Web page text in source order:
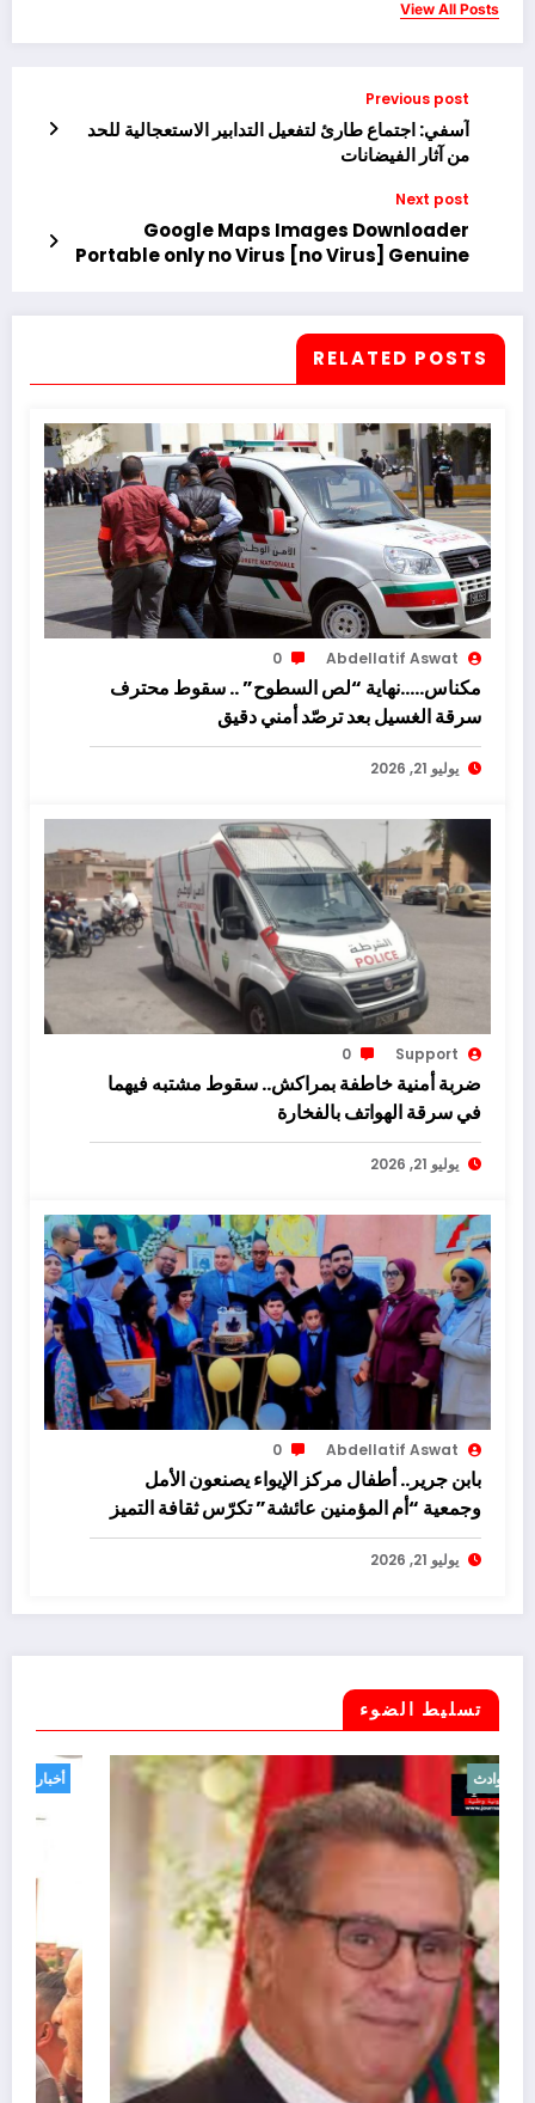
View All Posts
Previous post
آسفي: اجتماع طارئ لتفعيل التدابير الاستعجالية للحد
من آثار الفيضانات
Next post
Google Maps Images Downloader
Portable only no Virus [no Virus] Genuine
RELATED POSTS
Abdellatif Aswat
0
مكناس…..نهاية “لص السطوح” .. سقوط محترف
سرقة الغسيل بعد ترصّد أمني دقيق
يوليو 21, 2026
Support
0
ضربة أمنية خاطفة بمراكش.. سقوط مشتبه فيهما
في سرقة الهواتف بالفخارة
يوليو 21, 2026
Abdellatif Aswat
0
بابن جرير.. أطفال مركز الإيواء يصنعون الأمل
وجمعية “أم المؤمنين عائشة” تكرّس ثقافة التميز
يوليو 21, 2026
تسليط الضوء
أخبار